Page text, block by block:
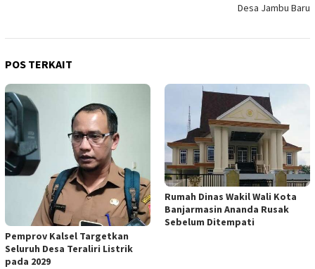
Desa Jambu Baru
POS TERKAIT
Pemprov Kalsel Targetkan
Seluruh Desa Teraliri Listrik
pada 2029
Rumah Dinas Wakil Wali Kota
Banjarmasin Ananda Rusak
Sebelum Ditempati